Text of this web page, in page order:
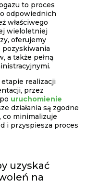
to proces
odpowiednich
właściwego
wieloletniej
oferujemy
a także pełną
realizacji
przez
uruchomienie
działania są zgodne
co minimalizuje
i przyspiesza proces
uzyskać
na